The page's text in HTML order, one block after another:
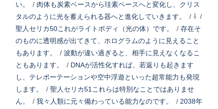
い。
/ 肉体も炭素ベースから珪素ベースへと変化し、クリス
タルのように光を蓄えられる器へと進化していきます。
/ ⇩ /
聖人セリカ50これがライトボディ（光の体）です。
/ 存在そ
のものに透明感が出てきて、ホログラムのように見えること
もあります。
/ 波動が違い過ぎると、相手に見えなくなるこ
ともあります。
/ DNAが活性化すれば、若返りも起きます
し、テレポーテーションや空中浮遊といった超常能力も発現
します。
/ 聖人セリカ51これらは特別なことではありませ
ん。
/ 我々人類に元々備わっている能力なのです。 / 2038年